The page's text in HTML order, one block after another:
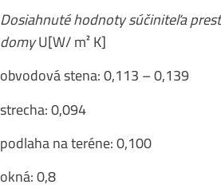
Dosiahnuté hodnoty súčiniteľa
domyU[W/ m² K]
obvodová stena: 0,113 – 0,139
strecha: 0,094
podlaha na teréne: 0,100
okná: 0,8